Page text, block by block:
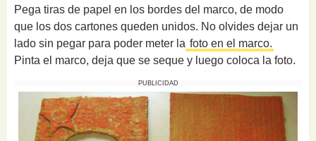
Pega tiras de papel en los bordes del marco, de modo
que los dos cartones queden unidos. No olvides dejar un
lado sin pegar para poder meter la foto en el marco.
Pinta el marco, deja que se seque y luego coloca la foto.
PUBLICIDAD